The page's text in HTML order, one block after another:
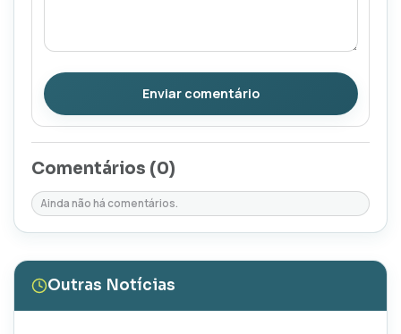
Enviar comentário
Comentários (0)
Ainda não há comentários.
Outras Notícias